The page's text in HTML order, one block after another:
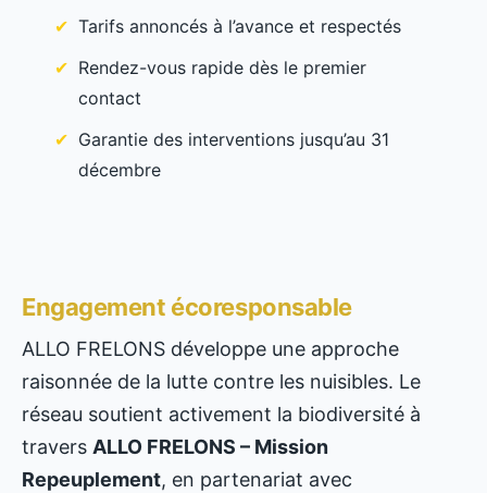
Tarifs annoncés à l’avance et respectés
Rendez-vous rapide dès le premier
contact
Garantie des interventions jusqu’au 31
décembre
Engagement écoresponsable
ALLO FRELONS développe une approche
raisonnée de la lutte contre les nuisibles. Le
réseau soutient activement la biodiversité à
travers ALLO FRELONS – Mission
Repeuplement, en partenariat avec